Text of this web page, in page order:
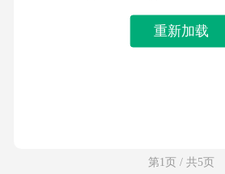
重新加载
第1页 / 共5页